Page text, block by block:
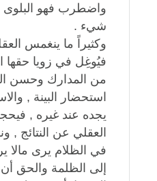
واضطرب فهو البلوى
شيء .
وكثيراً ما ينغمس
فيُوغِل في زويا حقها
من المدارك وحسن
استحضار البينة ,
يجده عند غيره ,
العقلي عن النتائج
في الظلام يرى مالا
إلى الظلمة والحق